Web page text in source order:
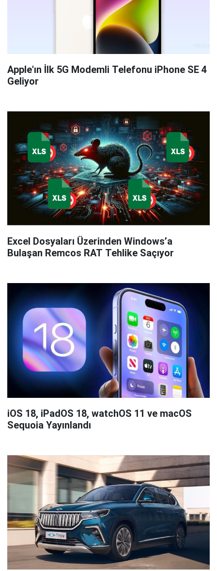
Apple'ın İlk 5G Modemli Telefonu iPhone SE 4
Geliyor
Excel Dosyaları Üzerinden Windows’a
Bulaşan Remcos RAT Tehlike Saçıyor
iOS 18, iPadOS 18, watchOS 11 ve macOS
Sequoia Yayınlandı